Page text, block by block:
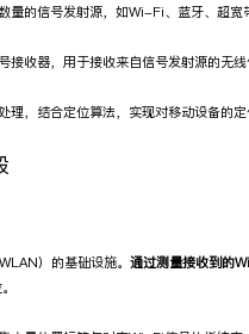
量的信号发射源，如Wi-Fi、蓝牙、超宽
接收器，用于接收来自信号发射源的无线
理，结合定位算法，实现对移动设备的定
）的基础设施。 通过测量接收到的